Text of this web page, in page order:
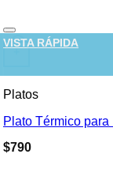
+
VISTA RÁPIDA
Platos
Plato Térmico para
$790